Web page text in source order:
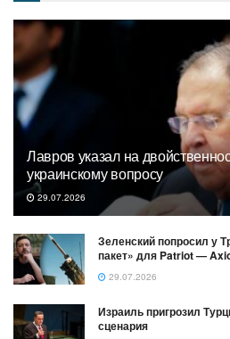
Лавров указал на
украинскому вопросу
29.07.2026
Зеленский попросил у
пакет» для Patriot —
29.07.2026
Израиль пригрозил
сценария